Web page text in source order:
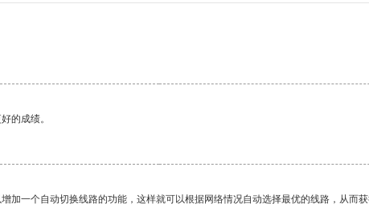
的成绩。
一个自动切换线路的功能，这样就可以根据网络情况自动选择最优的线路，从而获